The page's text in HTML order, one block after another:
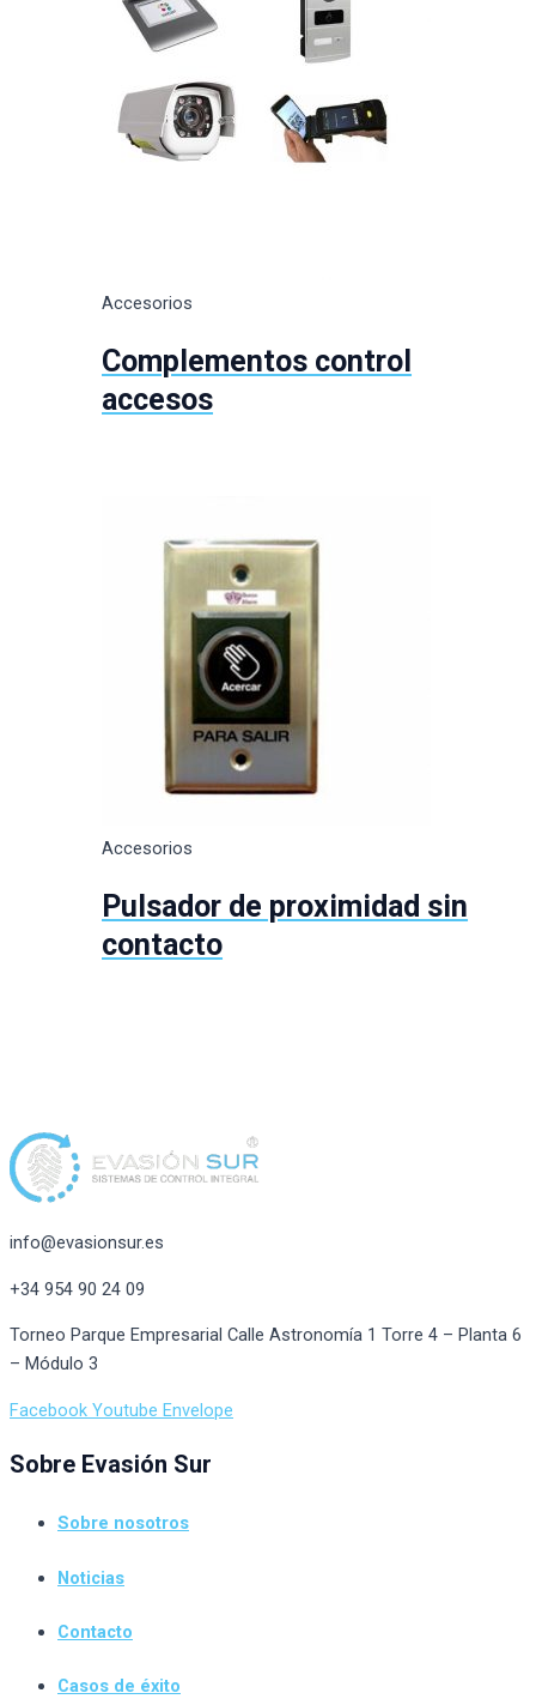
Accesorios
Complementos control
accesos
Accesorios
Pulsador de proximidad sin
contacto
info@evasionsur.es
+34 954 90 24 09
Torneo Parque Empresarial Calle Astronomía 1 Torre 4 – Planta 6
– Módulo 3
Facebook Youtube Envelope
Sobre Evasión Sur
Sobre nosotros
Noticias
Contacto
Casos de éxito